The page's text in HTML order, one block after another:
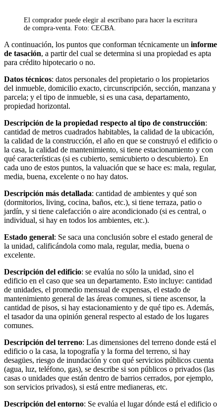
El comprador puede elegir al escribano para hacer la escritura
de compra-venta. Foto: CECBA.
A continuación, los puntos que conforman técnicamente un informe
de tasación, a partir del cual se determina si una propiedad es apta
para crédito hipotecario o no.
Datos técnicos: datos personales del propietario o los propietarios
del inmueble, domicilio exacto, circunscripción, sección, manzana y
parcela; y el tipo de inmueble, si es una casa, departamento,
propiedad horizontal.
Descripción de la propiedad respecto al tipo de construcción:
cantidad de metros cuadrados habitables, la calidad de la ubicación,
la calidad de la construcción, el año en que se construyó el edificio o
la casa, la calidad de mantenimiento, si tiene estacionamiento y con
qué características (si es cubierto, semicubierto o descubierto). En
cada uno de estos puntos, la valuación que se hace es: mala, regular,
media, buena, excelente o no hay datos.
Descripción más detallada: cantidad de ambientes y qué son
(dormitorios, living, cocina, baños, etc.), si tiene terraza, patio o
jardín, y si tiene calefacción o aire acondicionado (si es central, o
individual, si hay en todos los ambientes, etc.).
Estado general: Se saca una conclusión sobre el estado general de
la unidad, calificándola como mala, regular, media, buena o
excelente.
Descripción del edificio: se evalúa no sólo la unidad, sino el
edificio en el caso que sea un departamento. Esto incluye: cantidad
de unidades, el promedio mensual de expensas, el estado de
mantenimiento general de las áreas comunes, si tiene ascensor, la
cantidad de pisos, si hay estacionamiento y de qué tipo es. Además,
el tasador da una opinión general respecto al estado de los lugares
comunes.
Descripción del terreno: Las dimensiones del terreno donde está el
edificio o la casa, la topografía y la forma del terreno, si hay
desagües, riesgo de inundación y con qué servicios públicos cuenta
(agua, luz, teléfono, gas), se describe si son públicos o privados (las
casas o unidades que están dentro de barrios cerrados, por ejemplo,
son servicios privados), si está entre medianeras, etc.
Descripción del entorno: Se evalúa el lugar dónde está el edificio o